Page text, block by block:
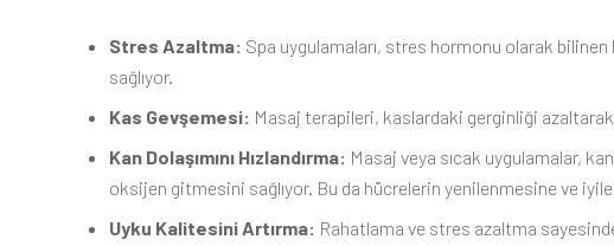
Stres Azaltma: Spa uygulamaları, stres hormonu olarak
sağlıyor.
Kas Gevşemesi: Masaj terapileri, kaslardaki gerginliği azaltarak
Kan Dolaşımını Hızlandırma: Masaj veya sıcak uygulamalar,
oksijen gitmesini sağlıyor. Bu da hücrelerin yenilenmesine ve
Uyku Kalitesini Artırma: Rahatlama ve stres azaltma